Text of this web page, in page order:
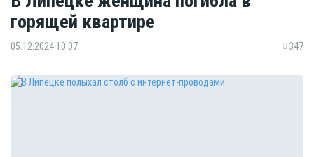
горящей квартире
05.12.2024 10:07 347